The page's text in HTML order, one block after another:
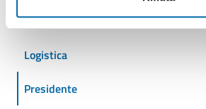
Iniziative
Logistica
Presidente